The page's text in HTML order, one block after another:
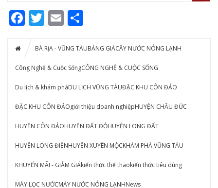
Facebook
Twitter
Email
BÀ RỊA - VŨNG TÀUBẢNG GIÁCÂY NƯỚC NÓNG LẠNH
Công Nghệ & Cuộc SốngCÔNG NGHỆ & CUỘC SỐNG
Du lịch & khám pháDU LỊCH VŨNG TÀUĐẶC KHU CÔN ĐẢO
ĐẶC KHU CÔN ĐẢOgiới thiệu doanh nghiệpHUYỆN CHÂU ĐỨC
HUYỆN CÔN ĐẢOHUYỆN ĐẤT ĐỎHUYỆN LONG ĐẤT
HUYỆN LONG ĐIỀNHUYỆN XUYÊN MỘCKHÁM PHÁ VŨNG TÀU
KHUYẾN MÃI - GIẢM GIÁkiến thức thể thaokiến thức tiêu dùng
MÁY LỌC NƯỚCMÁY NƯỚC NÓNG LẠNHNews